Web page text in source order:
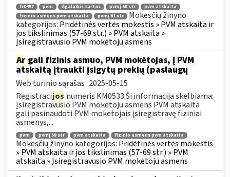
fr0457 pvm ilgalaikis turtas pvmį 58 str
pvm atskaita
fizinio asmens pvm atskaita
pvmį 61 str
Mokesčių žinyno
kategorijos: Pridėtinės vertės mokestis » PVM atskaita ir
jos tikslinimas (57-69 str.) » PVM atskaita »
Įsiregistravusio PVM mokėtoju asmens
Ar gali fizinis asmuo, PVM mokėtojas, į PVM
atskaitą įtraukti įsigytų prekių (paslaugų
Web turinio sąrašas 2025-05-15
Registracijos numeris KM0533 Ši informacija skelbiama:
Įsiregistravusio PVM mokėtoju asmens PVM atskaita
gali pasinaudoti PVM mokėtojais įsiregistravę fiziniai
asmenys,...
pvm pvmį 58 str pvm atskaita fizinio asmens pvm atskaita
Mokesčių žinyno kategorijos: Pridėtinės vertės mokestis
» PVM atskaita ir jos tikslinimas (57-69 str.) » PVM
atskaita » Įsiregistravusio PVM mokėtoju asmens